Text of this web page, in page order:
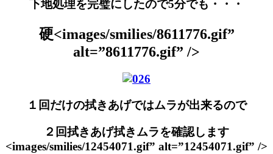
下地処理を完璧にしたので5分でも・・・
硬<images/smilies/8611776.gif”
alt=”8611776.gif” />
１回だけの拭きあげではムラが出来るので
２回拭きあげ拭きムラを確認します
<images/smilies/12454071.gif” alt=”12454071.gif” />